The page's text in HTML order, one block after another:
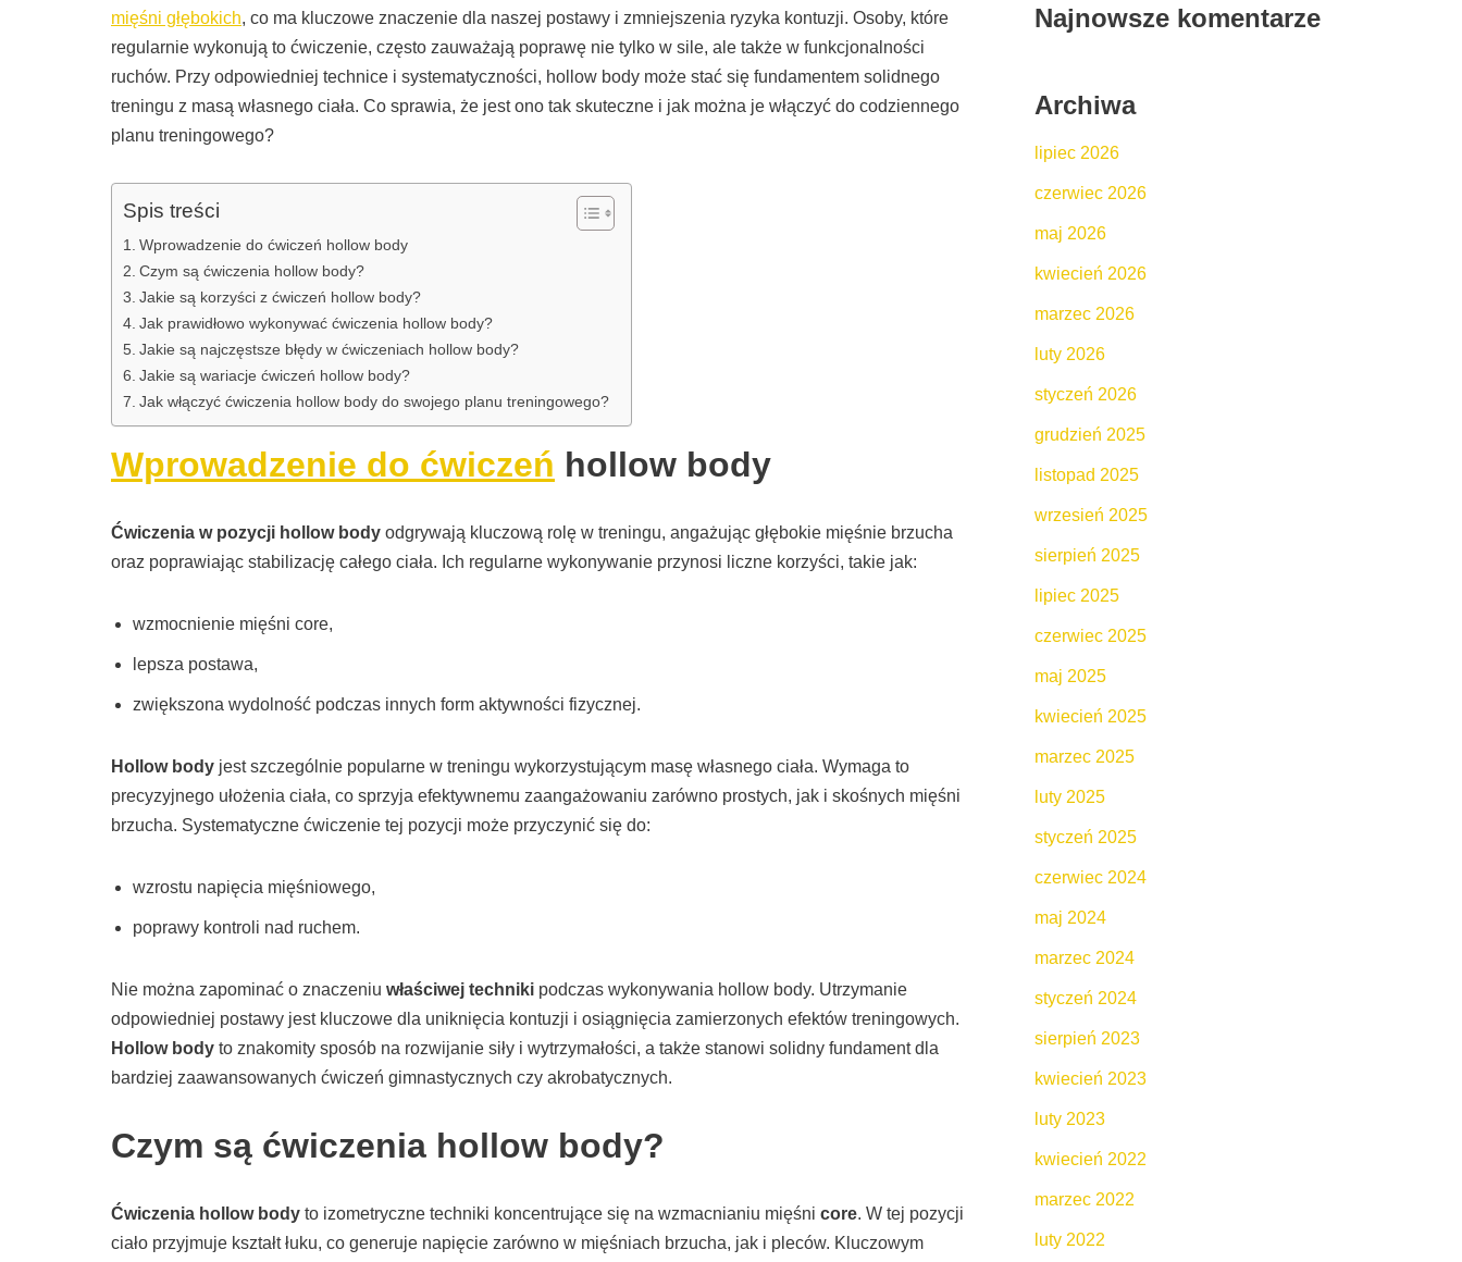
mięśni głębokich, co ma kluczowe znaczenie dla naszej postawy i zmniejszenia ryzyka kontuzji. Osoby, które
regularnie wykonują to ćwiczenie, często zauważają poprawę nie tylko w sile, ale także w funkcjonalności
ruchów. Przy odpowiedniej technice i systematyczności, hollow body może stać się fundamentem solidnego
treningu z masą własnego ciała. Co sprawia, że jest ono tak skuteczne i jak można je włączyć do codziennego
planu treningowego?
Spis treści
Wprowadzenie do ćwiczeń hollow body
Czym są ćwiczenia hollow body?
Jakie są korzyści z ćwiczeń hollow body?
Jak prawidłowo wykonywać ćwiczenia hollow body?
Jakie są najczęstsze błędy w ćwiczeniach hollow body?
Jakie są wariacje ćwiczeń hollow body?
Jak włączyć ćwiczenia hollow body do swojego planu treningowego?
Wprowadzenie do ćwiczeń hollow body
Ćwiczenia w pozycji hollow body odgrywają kluczową rolę w treningu, angażując głębokie mięśnie brzucha
oraz poprawiając stabilizację całego ciała. Ich regularne wykonywanie przynosi liczne korzyści, takie jak:
wzmocnienie mięśni core,
lepsza postawa,
zwiększona wydolność podczas innych form aktywności fizycznej.
Hollow body jest szczególnie popularne w treningu wykorzystującym masę własnego ciała. Wymaga to
precyzyjnego ułożenia ciała, co sprzyja efektywnemu zaangażowaniu zarówno prostych, jak i skośnych mięśni
brzucha. Systematyczne ćwiczenie tej pozycji może przyczynić się do:
wzrostu napięcia mięśniowego,
poprawy kontroli nad ruchem.
Nie można zapominać o znaczeniu właściwej techniki podczas wykonywania hollow body. Utrzymanie
odpowiedniej postawy jest kluczowe dla uniknięcia kontuzji i osiągnięcia zamierzonych efektów treningowych.
Hollow body to znakomity sposób na rozwijanie siły i wytrzymałości, a także stanowi solidny fundament dla
bardziej zaawansowanych ćwiczeń gimnastycznych czy akrobatycznych.
Czym są ćwiczenia hollow body?
Ćwiczenia hollow body to izometryczne techniki koncentrujące się na wzmacnianiu mięśni core. W tej pozycji
ciało przyjmuje kształt łuku, co generuje napięcie zarówno w mięśniach brzucha, jak i pleców. Kluczowym
Najnowsze komentarze
Archiwa
lipiec 2026
czerwiec 2026
maj 2026
kwiecień 2026
marzec 2026
luty 2026
styczeń 2026
grudzień 2025
listopad 2025
wrzesień 2025
sierpień 2025
lipiec 2025
czerwiec 2025
maj 2025
kwiecień 2025
marzec 2025
luty 2025
styczeń 2025
czerwiec 2024
maj 2024
marzec 2024
styczeń 2024
sierpień 2023
kwiecień 2023
luty 2023
kwiecień 2022
marzec 2022
luty 2022